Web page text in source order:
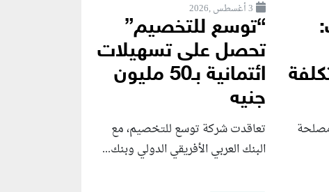
3 أغسطس ,2026
“توسع للتخصيم”
تحصل على تسهيلات
ائتمانية بـ50 مليون
جنيه
تعاقدت شركة توسع للتخصيم، مع
البنك العربي الأفريقي الدولي وبنك...